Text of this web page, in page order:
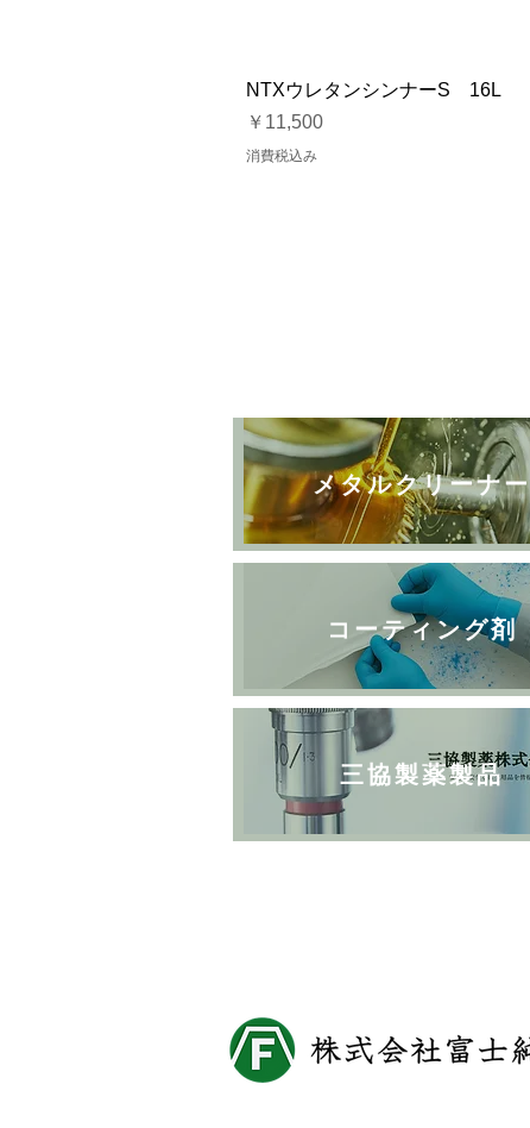
NTXウレタンシンナーS 16L
価格
￥11,500
消費税込み
メタルクリーナー
コーティング剤
三協製薬製品